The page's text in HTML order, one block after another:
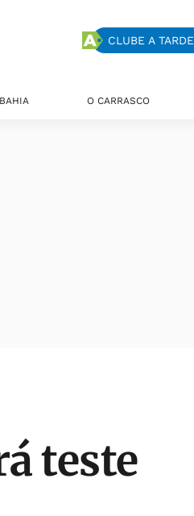
CLUBE A TARDE
BAHIA O CARRASCO
teste